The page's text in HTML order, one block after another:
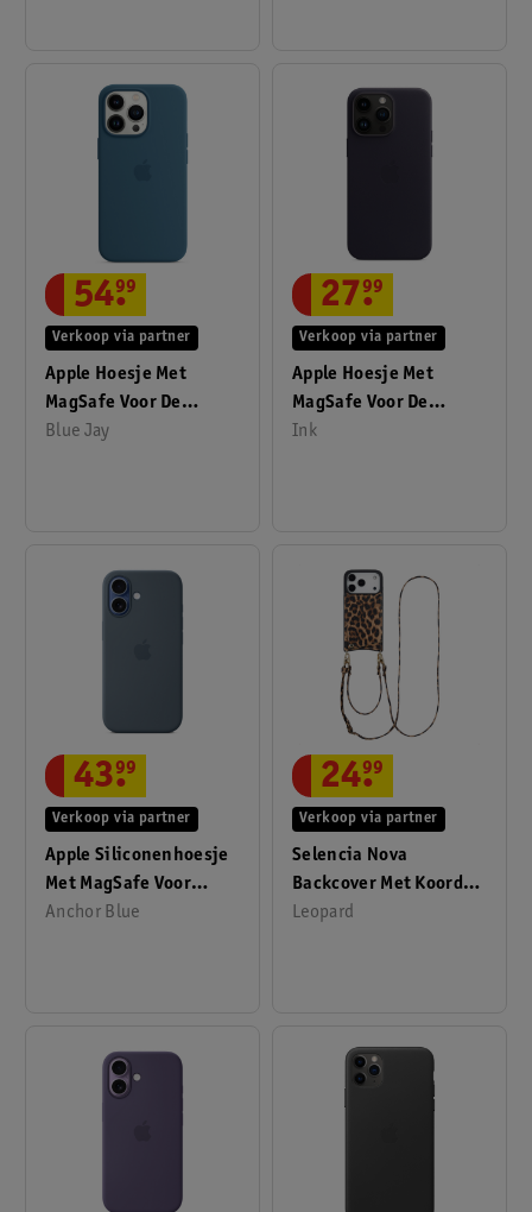
Apple Hoesje Met
MagSafe Voor De
IPhone 13 Pro
Blue Jay
Verkoop via partner
54.
99
Apple Hoesje Met
MagSafe Voor De
IPhone 14 Pro Max
Ink
Verkoop via partner
27.
99
Apple Siliconenhoesje
Met MagSafe Voor
IPhone 17
Anchor Blue
Verkoop via partner
43.
99
Selencia Nova
Backcover Met Koord
En Pashouder Voor
Leopard
Verkoop via partner
24.
99